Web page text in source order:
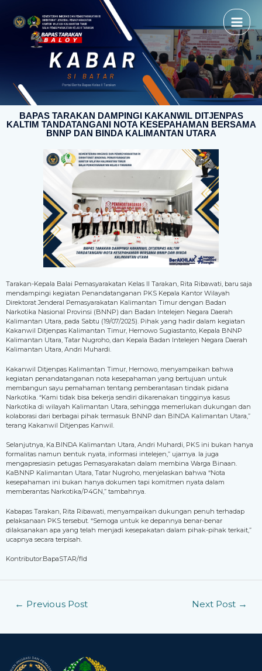
BAPAS TARAKAN DAMPINGI KAKANWIL DITJENPAS
KALTIM TANDATANGANI NOTA KESEPAHAMAN BERSAMA
BNNP DAN BINDA KALIMANTAN UTARA
Tarakan-Kepala Balai Pemasyarakatan Kelas II Tarakan, Rita Ribawati, baru saja
mendampingi kegiatan Penandatanganan PKS Kepala Kantor Wilayah
Direktorat Jenderal Pemasyarakatan Kalimantan Timur dengan Badan
Narkotika Nasional Provinsi (BNNP) dan Badan Intelejen Negara Daerah
Kalimantan Utara, pada Sabtu (19/07/2025). Pihak yang hadir dalam kegiatan
Kakanwil Ditjenpas Kalimantan Timur, Hernowo Sugiastanto, Kepala BNNP
Kalimantan Utara, Tatar Nugroho, dan Kepala Badan Intelejen Negara Daerah
Kalimantan Utara, Andri Muhardi.
Kakanwil Ditjenpas Kalimantan Timur, Hernowo, menyampaikan bahwa
kegiatan penandatanganan nota kesepahaman yang bertujuan untuk
membangun sayu pemahaman tentang pemberantasan tindak pidana
Narkotika. “Kami tidak bisa bekerja sendiri dikarenakan tingginya kasus
Narkotika di wilayah Kalimantan Utara, sehingga memerlukan dukungan dan
kolaborasi dari berbagai pihak termasuk BNNP dan BINDA Kalimantan Utara,”
terang Kakanwil Ditjenpas Kanwil.
Selanjutnya, Ka.BINDA Kalimantan Utara, Andri Muhardi, PKS ini bukan hanya
formalitas namun bentuk nyata, informasi intelejen,” ujarnya. Ia juga
mengapresiasin petugas Pemasyarakatan dalam membina Warga Binaan.
KaBNNP Kalimantan Utara, Tatar Nugroho, menjelaskan bahwa “Nota
kesepahaman ini bukan hanya dokumen tapi komitmen nyata dalam
memberantas Narkotika/P4GN,” tambahnya.
Kabapas Tarakan, Rita Ribawati, menyampaikan dukungan penuh terhadap
pelaksanaan PKS tersebut. “Semoga untuk ke depannya benar-benar
dilaksanakan apa yang telah menjadi kesepakatan dalam pihak-pihak terkait,”
ucapnya secara terpisah.
Kontributor:BapaSTAR/fld
← Previous Post Next Post →